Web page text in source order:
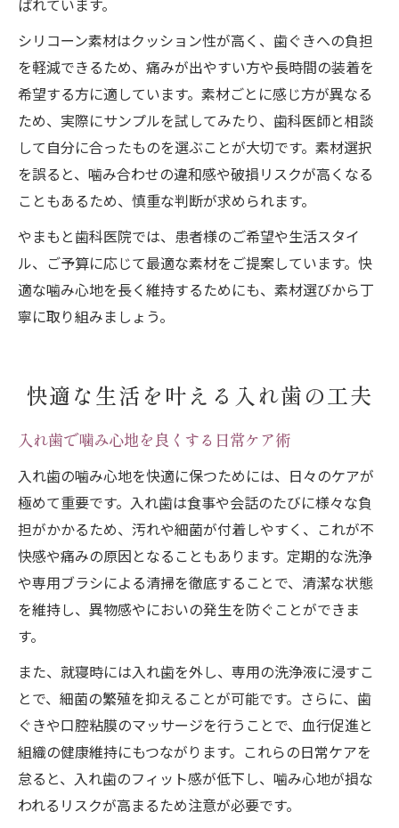
ばれています。
シリコーン素材はクッション性が高く、歯ぐきへの負担
を軽減できるため、痛みが出やすい方や長時間の装着を
希望する方に適しています。素材ごとに感じ方が異なる
ため、実際にサンプルを試してみたり、歯科医師と相談
して自分に合ったものを選ぶことが大切です。素材選択
を誤ると、噛み合わせの違和感や破損リスクが高くなる
こともあるため、慎重な判断が求められます。
やまもと歯科医院では、患者様のご希望や生活スタイ
ル、ご予算に応じて最適な素材をご提案しています。快
適な噛み心地を長く維持するためにも、素材選びから丁
寧に取り組みましょう。
快適な生活を叶える入れ歯の工夫
入れ歯で噛み心地を良くする日常ケア術
入れ歯の噛み心地を快適に保つためには、日々のケアが
極めて重要です。入れ歯は食事や会話のたびに様々な負
担がかかるため、汚れや細菌が付着しやすく、これが不
快感や痛みの原因となることもあります。定期的な洗浄
や専用ブラシによる清掃を徹底することで、清潔な状態
を維持し、異物感やにおいの発生を防ぐことができま
す。
また、就寝時には入れ歯を外し、専用の洗浄液に浸すこ
とで、細菌の繁殖を抑えることが可能です。さらに、歯
ぐきや口腔粘膜のマッサージを行うことで、血行促進と
組織の健康維持にもつながります。これらの日常ケアを
怠ると、入れ歯のフィット感が低下し、噛み心地が損な
われるリスクが高まるため注意が必要です。